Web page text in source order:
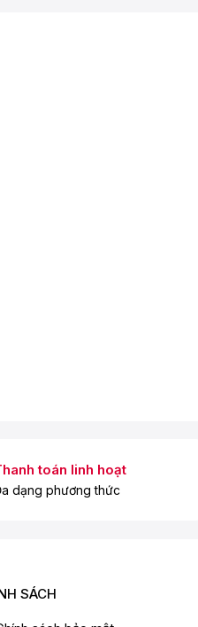
toán linh hoạt
dạng phương thức
SÁCH